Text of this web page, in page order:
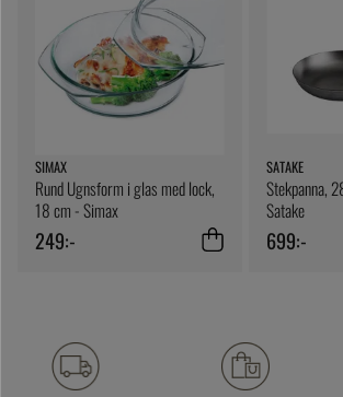
SIMAX
Rund Ugnsform i glas med lock,
18 cm - Simax
249:-
SATAKE
Stekpanna,
Satake
699:-